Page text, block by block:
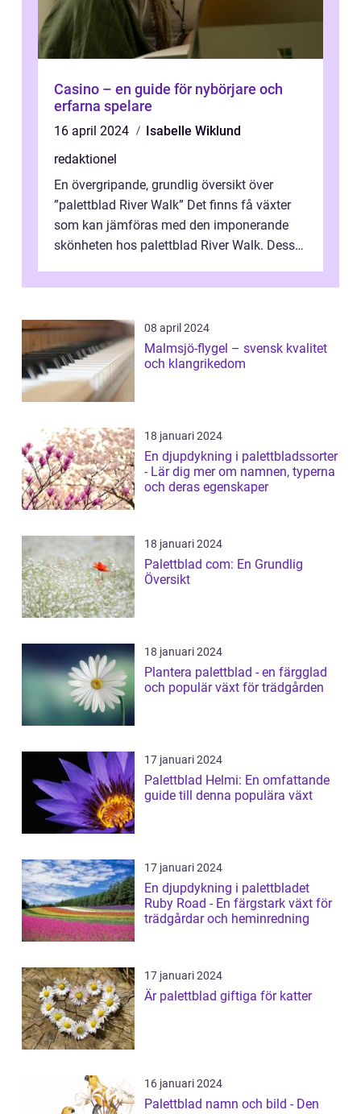
Casino – en guide för nybörjare och
erfarna spelare
16 april 2024
Isabelle Wiklund
redaktionel
En övergripande, grundlig översikt över
”palettblad River Walk” Det finns få växter
som kan jämföras med den imponerande
skönheten hos palettblad River Walk. Dess
08 april 2024
Malmsjö-flygel – svensk kvalitet
och klangrikedom
18 januari 2024
En djupdykning i palettbladssorter
- Lär dig mer om namnen, typerna
och deras egenskaper
18 januari 2024
Palettblad com: En Grundlig
Översikt
18 januari 2024
Plantera palettblad - en färgglad
och populär växt för trädgården
17 januari 2024
Palettblad Helmi: En omfattande
guide till denna populära växt
17 januari 2024
En djupdykning i palettbladet
Ruby Road - En färgstark växt för
trädgårdar och heminredning
17 januari 2024
Är palettblad giftiga för katter
16 januari 2024
Palettblad namn och bild - Den